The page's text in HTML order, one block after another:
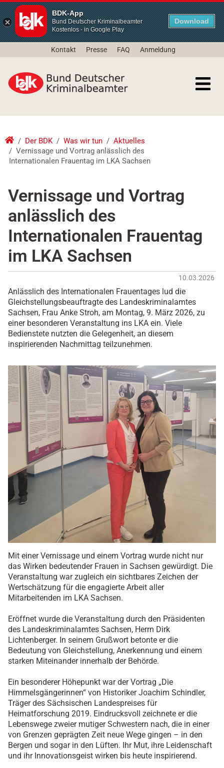
BDK-App
Bund Deutscher Kriminalbeamter
Kostenlos - in Google Play
Download
Kontakt Presse FAQ Anmeldung
Der BDK Was wir tun
Aktuelles
Vernissage und Vortrag anlässlich des
Internationalen Frauentag im LKA Sachsen
Vernissage und Vortrag
anlässlich des
Internationalen Frauentag
im LKA Sachsen
10.03.2026
Anlässlich des Internationalen Frauentages lud die
Gleichstellungsbeauftragte des Landeskriminalamtes
Sachsen, Frau Anke Stroh, am Montag, 9. März 2026, zu
einer besonderen Veranstaltung ins LKA ein. Viele
Bedienstete nutzten die Gelegenheit, an diesem
inspirierenden Nachmittag teilzunehmen.
Mit einer Vernissage und einem Vortrag wurde nicht nur
das Wirken bedeutender Frauen in Sachsen gewürdigt. Die
Veranstaltung war zugleich ein sichtbares Zeichen der
Wertschätzung für die engagierte Arbeit aller
Mitarbeitenden im LKA Sachsen.
Eröffnet wurde die Veranstaltung durch den Präsidenten
des Landeskriminalamtes Sachsen, Herrn Dirk
Lichtenberger. In seinem Grußwort betonte er die
Bedeutung von Gleichstellung, Anerkennung und einem
starken Miteinander innerhalb der Behörde.
Ein besonderer Höhepunkt war der Vortrag „Die
Himmelsgängerinnen“ von Historiker Joachim Schindler,
Träger des Sächsischen Landespreises für
Heimatforschung 2019. Eindrucksvoll zeichnete er die
Lebenswege zweier mutiger Schwestern nach, die in einer
von Grenzen geprägten Zeit neue Wege gingen – in den
Bergen und sogar in den Lüften. Ihr Mut, ihre Leidenschaft
und ihr Innovationsgeist wirken bis heute inspirierend.